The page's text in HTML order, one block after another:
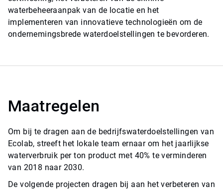
waterbeheeraanpak van de locatie en het
implementeren van innovatieve technologieën om de
ondernemingsbrede waterdoelstellingen te bevorderen.
Maatregelen
Om bij te dragen aan de bedrijfswaterdoelstellingen van
Ecolab, streeft het lokale team ernaar om het jaarlijkse
waterverbruik per ton product met 40% te verminderen
van 2018 naar 2030.
De volgende projecten dragen bij aan het verbeteren van